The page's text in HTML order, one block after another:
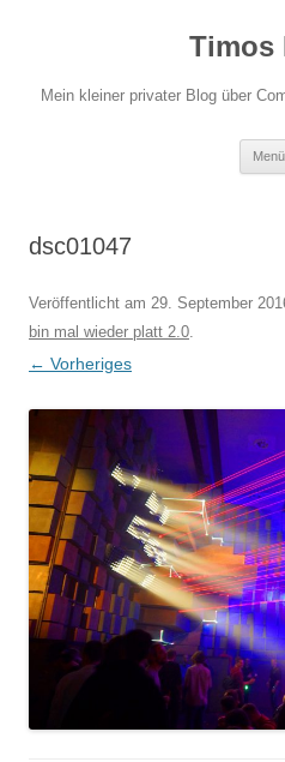
Timos
Mein kleiner privater Blog über
Menü
dsc01047
Veröffentlicht am 29. September
bin mal wieder platt 2.0.
← Vorheriges